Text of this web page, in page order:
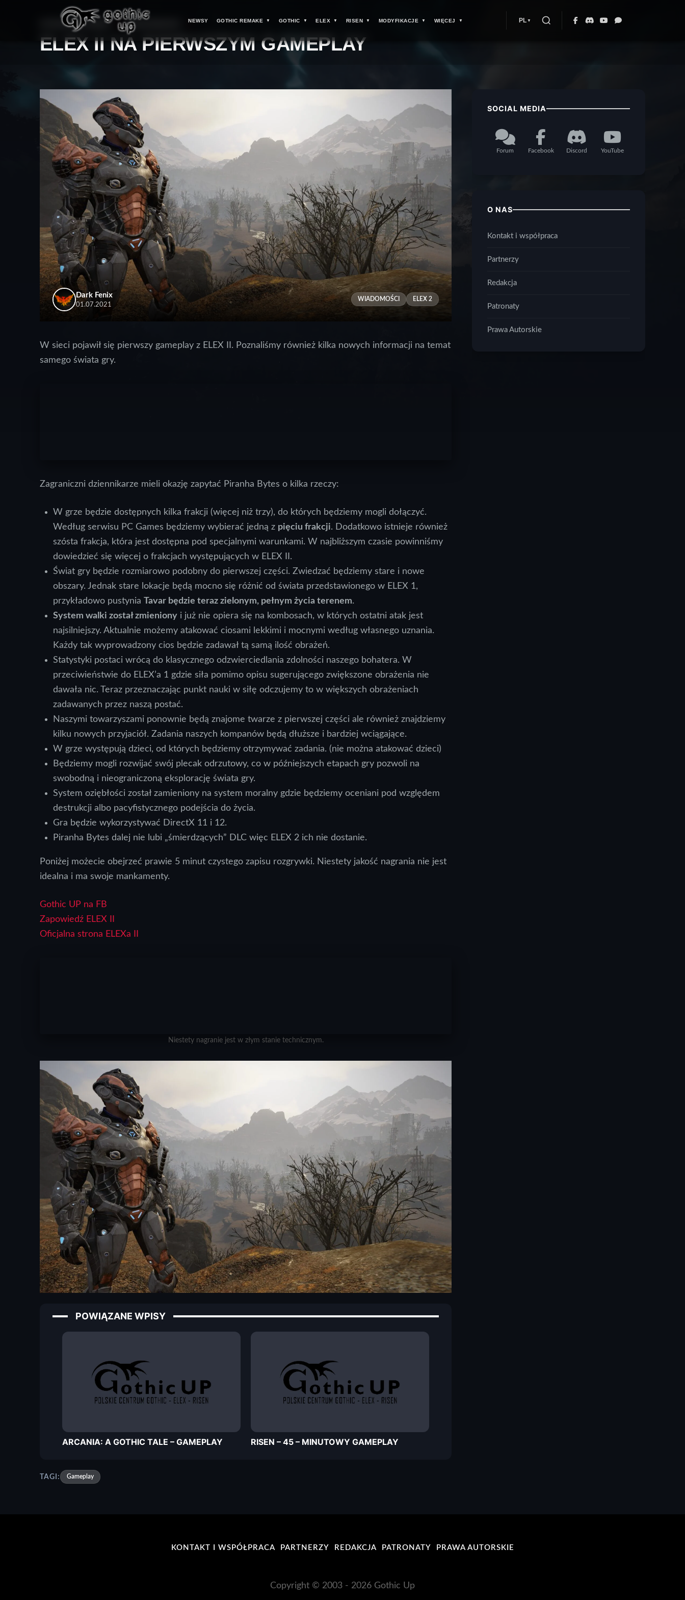
NEWSY GOTHIC REMAKE GOTHIC ELEX RISEN MODYFIKACJE WIĘCEJ PL
STRONA GŁÓWNA > WIADOMOŚCI >
ELEX II NA PIERWSZYM GAMEPLAY
Dark Fenix
01.07.2021
WIADOMOŚCI ELEX 2
W sieci pojawił się pierwszy gameplay z ELEX II. Poznaliśmy również kilka nowych informacji na temat
samego świata gry.
Zagraniczni dziennikarze mieli okazję zapytać Piranha Bytes o kilka rzeczy:
W grze będzie dostępnych kilka frakcji (więcej niż trzy), do których będziemy mogli dołączyć.
Według serwisu PC Games będziemy wybierać jedną z pięciu frakcji. Dodatkowo istnieje również
szósta frakcja, która jest dostępna pod specjalnymi warunkami. W najbliższym czasie powinniśmy
dowiedzieć się więcej o frakcjach występujących w ELEX II.
Świat gry będzie rozmiarowo podobny do pierwszej części. Zwiedzać będziemy stare i nowe
obszary. Jednak stare lokacje będą mocno się różnić od świata przedstawionego w ELEX 1,
przykładowo pustyniaTavar będzie teraz zielonym, pełnym życia terenem.
System walki został zmieniony i już nie opiera się na kombosach, w których ostatni atak jest
najsilniejszy. Aktualnie możemy atakować ciosami lekkimi i mocnymi według własnego uznania.
Każdy tak wyprowadzony cios będzie zadawał tą samą ilość obrażeń.
Statystyki postaci wrócą do klasycznego odzwierciedlania zdolności naszego bohatera. W
przeciwieństwie do ELEX’a 1 gdzie siła pomimo opisu sugerującego zwiększone obrażenia nie
dawała nic. Teraz przeznaczając punkt nauki w siłę odczujemy to w większych obrażeniach
zadawanych przez naszą postać.
Naszymi towarzyszami ponownie będą znajome twarze z pierwszej części ale również znajdziemy
kilku nowych przyjaciół. Zadania naszych kompanów będą dłuższe i bardziej wciągające.
W grze występują dzieci, od których będziemy otrzymywać zadania. (nie można atakować dzieci)
Będziemy mogli rozwijać swój plecak odrzutowy, co w późniejszych etapach gry pozwoli na
swobodną i nieograniczoną eksplorację świata gry.
System oziębłości został zamieniony na system moralny gdzie będziemy oceniani pod względem
destrukcji albo pacyfistycznego podejścia do życia.
Gra będzie wykorzystywać DirectX 11 i 12.
Piranha Bytes dalej nie lubi „śmierdzących” DLC więc ELEX 2 ich nie dostanie.
Poniżej możecie obejrzeć prawie 5 minut czystego zapisu rozgrywki. Niestety jakość nagrania nie jest
idealna i ma swoje mankamenty.
Gothic UP na FB
Zapowiedź ELEX II
Oficjalna strona ELEXa II
Niestety nagranie jest w złym stanie technicznym.
POWIĄZANE WPISY
ARCANIA: A GOTHIC TALE – GAMEPLAY RISEN – 45 – MINUTOWY GAMEPLAY
TAGI: Gameplay
SOCIAL MEDIA
Forum Facebook Discord YouTube
O NAS
Kontakt i współpraca
Partnerzy
Redakcja
Patronaty
Prawa Autorskie
KONTAKT I WSPÓŁPRACA PARTNERZY REDAKCJA PATRONATY PRAWA AUTORSKIE
Copyright © 2003 - 2026 Gothic Up